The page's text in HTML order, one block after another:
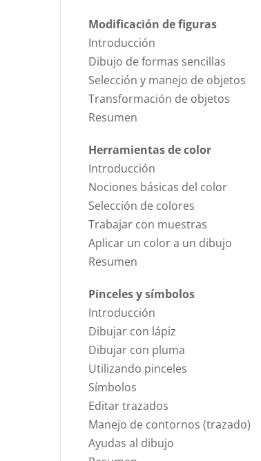
Modificación de figuras
Introducción
Dibujo de formas sencillas
Selección y manejo de objetos
Transformación de objetos
Resumen
Herramientas de color
Introducción
Nociones básicas del color
Selección de colores
Trabajar con muestras
Aplicar un color a un dibujo
Resumen
Pinceles y símbolos
Introducción
Dibujar con lápiz
Dibujar con pluma
Utilizando pinceles
Símbolos
Editar trazados
Manejo de contornos (trazado)
Ayudas al dibujo